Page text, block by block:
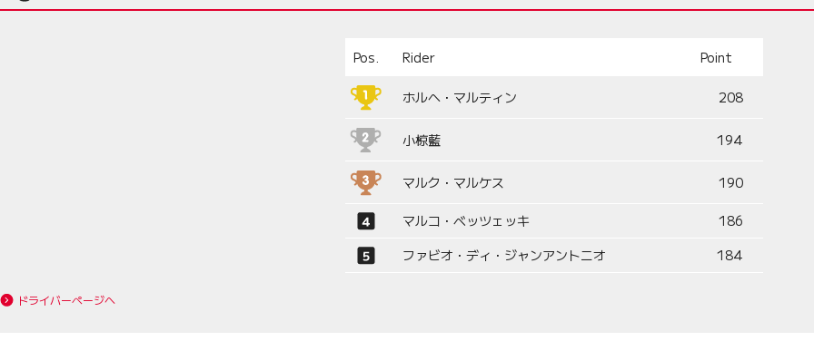
Pos. Rider Point
ホルヘ・マルティン 208
小椋藍 194
マルク・マルケス 190
マルコ・ベッツェッキ
186
ファビオ・ディ・ジャンアントニオ
184
ドライバーページへ